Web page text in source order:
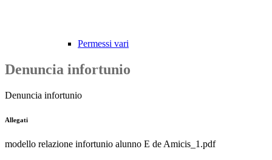
Permessi vari
Denuncia infortunio
Denuncia infortunio
Allegati
modello relazione infortunio alunno E de Amicis_1.pdf